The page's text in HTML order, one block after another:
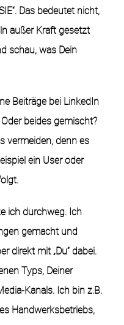
Das bedeutet nicht,
außer Kraft gesetzt
schau, was Dein
Beiträge bei LinkedIn
beides gemischt?
vermeiden, denn es
ein User oder
ich durchweg. Ich
gemacht und
direkt mit „Du“ dabei.
Typs, Deiner
Kanals. Ich bin z.B.
Handwerksbetriebs,